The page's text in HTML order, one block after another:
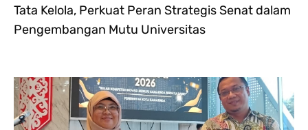
Tata Kelola, Perkuat Peran Strategis Senat dalam
Pengembangan Mutu Universitas